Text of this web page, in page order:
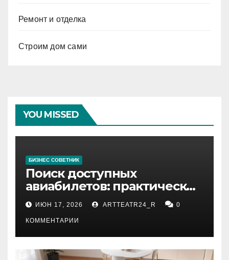
Ремонт и отделка
Строим дом сами
YOU MISSED
БИЗНЕС СОВЕТНИК
Поиск доступных
авиабилетов: практические
рекомендации
ИЮН 17, 2026 ARTTEATR24_R 0
КОММЕНТАРИИ